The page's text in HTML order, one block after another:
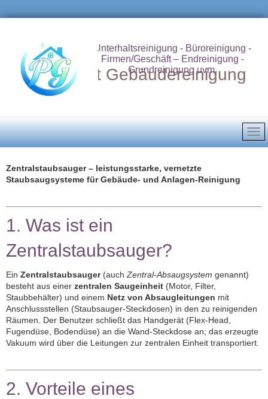
Putzdienst Gebäudereinigung
Unterhaltsreinigung - Büroreinigung -
Firmen/Geschäft – Endreinigung -
Grundreinigung uvm.
Zentralstaubsauger – leistungsstarke, vernetzte
Staubsaugsysteme für Gebäude‑ und Anlagen‑Reinigung
1. Was ist ein
Zentralstaubsauger?
Ein Zentralstaubsauger(auch Zentral‑Absaugsystem genannt)
besteht aus einer zentralen Saugeinheit (Motor, Filter,
Staubbehälter) und einem Netz von Absaugleitungen mit
Anschlussstellen (Staubsauger‑Steckdosen) in den zu reinigenden
Räumen. Der Benutzer schließt das Handgerät (Flex‑Head,
Fugendüse, Bodendüse) an die Wand‑Steckdose an; das erzeugte
Vakuum wird über die Leitungen zur zentralen Einheit transportiert.
2. Vorteile eines